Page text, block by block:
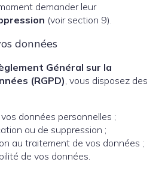
demander leur
(voir section 9).
données
Général sur la
(RGPD), vous disposez des
données personnelles ;
ou de suppression ;
au traitement de vos données ;
de vos données.